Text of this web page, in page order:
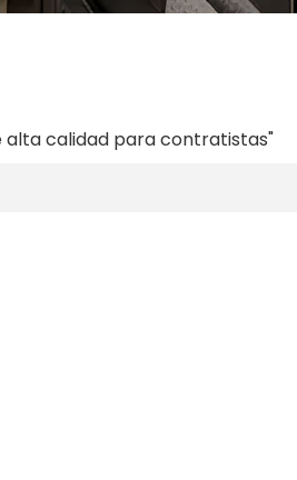
alta calidad para contratistas"